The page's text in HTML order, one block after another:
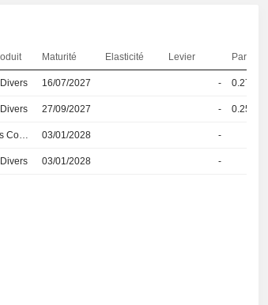
Maturité Elasticité Levier Parité
16/07/2027 - 0.277
27/09/2027 - 0.254
Obligations Convertibles 03/01/2028 -
03/01/2028 -